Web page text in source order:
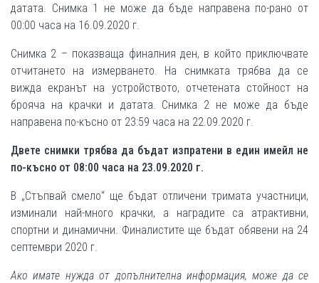
датата. Снимка 1 не може да бъде направена по-рано от
00:00 часа на 16.09.2020 г.
Снимка 2 – показваща финалния ден, в който приключвате
отчитането на измерването. На снимката трябва да се
вижда екранът на устройството, отчетената стойност на
брояча на крачки и датата. Снимка 2 не може да бъде
направена по-късно от 23:59 часа на 22.09.2020 г.
Двете снимки трябва да бъдат изпратени в един имейл не
по-късно от 08:00 часа на 23.09.2020 г.
В „Стъпвай смело“ ще бъдат отличени тримата участници,
изминали най-много крачки, а наградите са атрактивни,
спортни и динамични. Финалистите ще бъдат обявени на 24
септември 2020 г.
Ако имате нужда от допълнителна информация, може да се